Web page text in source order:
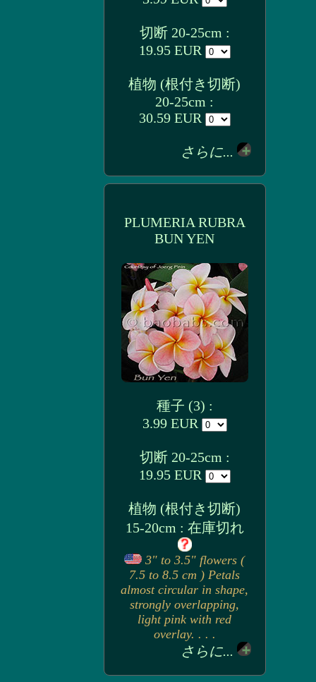
切断 20-25cm :
19.95 EUR
植物 (根付き切断)
20-25cm :
30.59 EUR
さらに...
PLUMERIA RUBRA
BUN YEN
種子 (3) :
3.99 EUR
切断 20-25cm :
19.95 EUR
植物 (根付き切断)
15-20cm : 在庫切れ
3" to 3.5" flowers (
7.5 to 8.5 cm ) Petals
almost circular in shape,
strongly overlapping,
light pink with red
overlay. . . .
さらに...